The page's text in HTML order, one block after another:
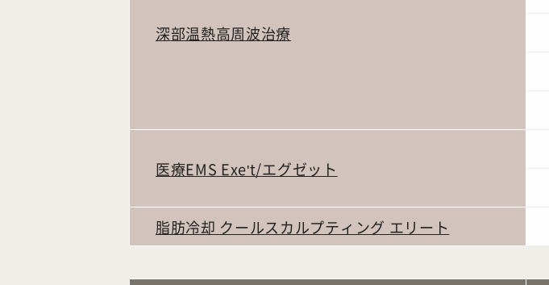
深部温熱高周波治療
医療EMS Exe't/エグゼット
脂肪冷却 クールスカルプティング エリート